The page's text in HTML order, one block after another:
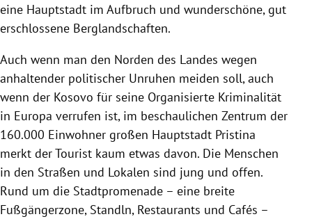
eine Hauptstadt im Aufbruch und wunderschöne, gut
erschlossene Berglandschaften.
Auch wenn man den Norden des Landes wegen
anhaltender politischer Unruhen meiden soll, auch
wenn der Kosovo für seine Organisierte Kriminalität
in Europa verrufen ist, im beschaulichen Zentrum der
160.000 Einwohner großen Hauptstadt Pristina
merkt der Tourist kaum etwas davon. Die Menschen
in den Straßen und Lokalen sind jung und offen.
Rund um die Stadtpromenade – eine breite
Fußgängerzone, Standln, Restaurants und Cafés –